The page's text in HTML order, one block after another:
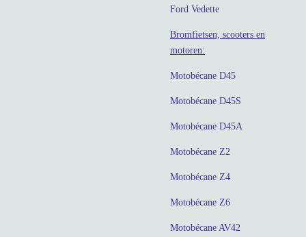
Ford Vedette
Bromfietsen, scooters en
motoren:
Motobécane D45
Motobécane D45S
Motobécane D45A
Motobécane Z2
Motobécane Z4
Motobécane Z6
Motobécane AV42